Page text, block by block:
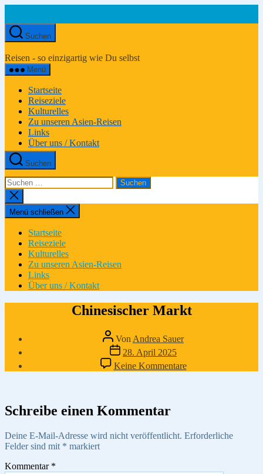
springen
Suchen
Reiseportal
Reisen - so einzigartig wie Du selbst
Menü
Startseite
Reiseziele
Kulturelles
Zu unseren Asien-Reisen
Links
Über uns / Kontakt
Suchen
Suchen
nach:
Suche
schließen
Menü schließen
Startseite
Reiseziele
Kulturelles
Zu unseren Asien-Reisen
Links
Über uns / Kontakt
Chinesischer Markt
Beitragsautor
Von Andrea Sauer
Veröffentlichungsdatum
28. April 2025
Keine Kommentarezu
Chinesischer
Schreibe einen Kommentar
Deine E-Mail-Adresse wird nicht veröffentlicht. Erforderliche
Felder sind mit * markiert
Kommentar *